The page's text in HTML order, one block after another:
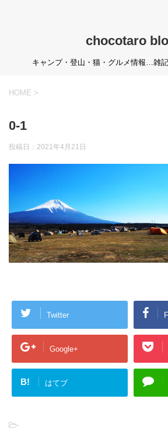
chocotaro
キャンプ・登山・猫・グルメ情報…雑記
HOME >
0-1
投稿日： 2021年4月21日
Twitter
Google+
B! はてブ
-